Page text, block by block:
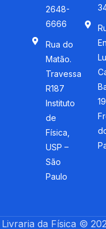
2648-
6666
Rua do
Matão.
Travessa
R187
Instituto
de
Física,
USP –
São
Paulo
Livraria da Física ©